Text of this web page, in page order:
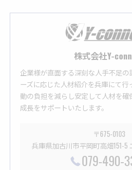
株式会社Y-
企業様が直面する深刻な人手不足
ーズに応じた人材紹介を兵庫にて行
動の負担を減らし安定して人材を確
成長をサポートいたします。
〒675-0103
兵庫県加古川市平岡町高畑151-5
079-490-